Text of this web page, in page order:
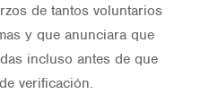
de tantos voluntarios
y que anunciara que
incluso antes de que
verificación.